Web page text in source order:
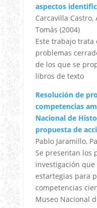
aspectos
Carcavilla Castro,
Tomás (2004)
Este trabajo
problemas
de los que se
libros de texto
Resolución de
competencias
Nacional de
propuesta de
Pablo Jaramillo,
Se presentan los
investigación
estartegias para
competencias
Museo Nacional